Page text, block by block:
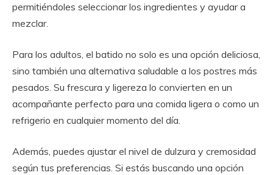
permitiéndoles seleccionar los ingredientes y ayudar a
mezclar.
Para los adultos, el batido no solo es una opción deliciosa,
sino también una alternativa saludable a los postres más
pesados. Su frescura y ligereza lo convierten en un
acompañante perfecto para una comida ligera o como un
refrigerio en cualquier momento del día.
Además, puedes ajustar el nivel de dulzura y cremosidad
según tus preferencias. Si estás buscando una opción